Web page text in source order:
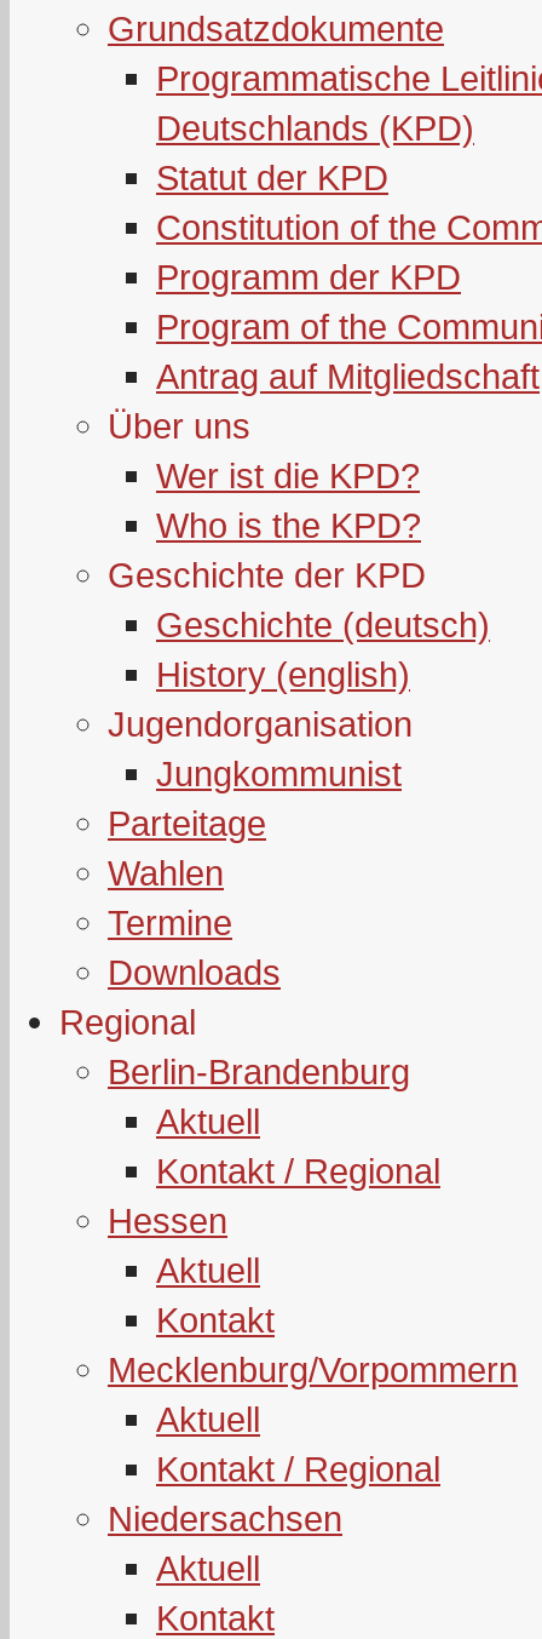
Grundsatzdokumente
Programmatische
Deutschlands (KPD)
Statut der KPD
Constitution of the
Programm der KPD
Program of the
Antrag auf Mitgliedschaft
Über uns
Wer ist die KPD?
Who is the KPD?
Geschichte der KPD
Geschichte (deutsch)
History (english)
Jugendorganisation
Jungkommunist
Parteitage
Wahlen
Termine
Downloads
Regional
Berlin-Brandenburg
Aktuell
Kontakt / Regional
Hessen
Aktuell
Kontakt
Mecklenburg/Vorpommern
Aktuell
Kontakt / Regional
Niedersachsen
Aktuell
Kontakt